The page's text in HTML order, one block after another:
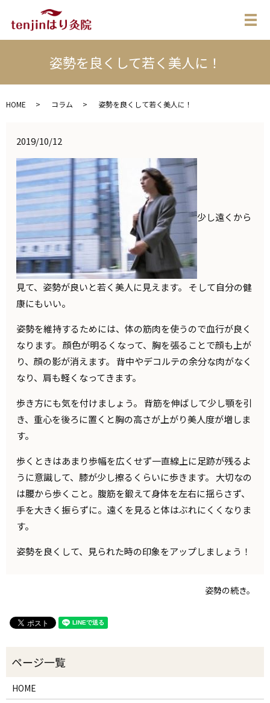
メ
姿勢を良くして若く美人に！
HOME コラム 姿勢を良くして若く美人に！
2019/10/12
少し遠くから
見て、姿勢が良いと若く美人に見えます。 そして自分の健
康にもいい。
姿勢を維持するためには、体の筋肉を使うので血行が良く
なります。 顔色が明るくなって、胸を張ることで顔も上が
り、顔の影が消えます。 背中やデコルテの余分な肉がなく
なり、肩も軽くなってきます。
歩き方にも気を付けましょう。 背筋を伸ばして少し顎を引
き、重心を後ろに置くと胸の高さが上がり美人度が増しま
す。
歩くときはあまり歩幅を広くせず一直線上に足跡が残るよ
うに意識して、膝が少し擦るくらいに歩きます。 大切なの
は腰から歩くこと。腹筋を鍛えて身体を左右に揺らさず、
手を大きく振らずに。遠くを見ると体はぶれにくくなりま
す。
姿勢を良くして、見られた時の印象をアップしましょう！
姿勢の続き。
HOME